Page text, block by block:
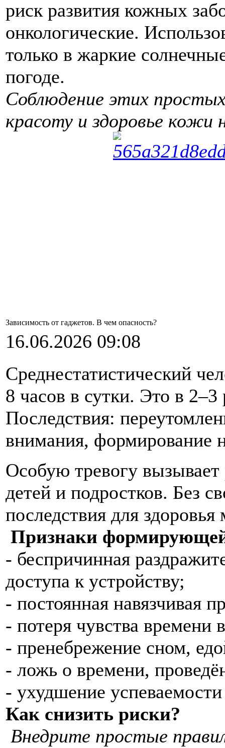
риск развития кожных
онкологические.
только в жаркие
погоде.
Соблюдение этих
красоту и здоровье кожи
Зависимость от гаджетов. В чем опасность?
16.06.2026 09:08
Среднестатистический
8 часов в сутки. Это в
Последствия:
внимания, формирование
Особую тревогу
детей и подростков. Без
последствия для
Признаки
- беспричинная
доступа к устройству;
- постоянная навязчивая
- потеря чувства времени
- пренебрежение сном,
- ложь о времени,
- ухудшение
Как снизить риски?
Внедрите простые